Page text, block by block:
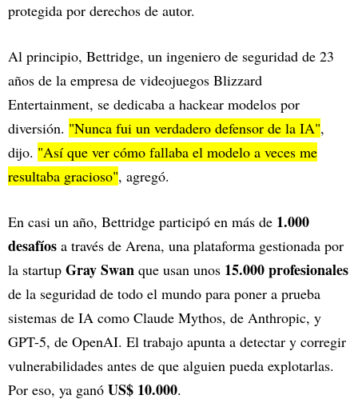
protegida por derechos de autor.
Al principio, Bettridge, un ingeniero de seguridad de 23
años de la empresa de videojuegos Blizzard
Entertainment, se dedicaba a hackear modelos por
diversión. "Nunca fui un verdadero defensor de la IA",
dijo. "Así que ver cómo fallaba el modelo a veces me
resultaba gracioso", agregó.
En casi un año, Bettridge participó en más de 1.000
desafíos a través de Arena, una plataforma gestionada por
la startup Gray Swan que usan unos 15.000 profesionales
de la seguridad de todo el mundo para poner a prueba
sistemas de IA como Claude Mythos, de Anthropic, y
GPT-5, de OpenAI. El trabajo apunta a detectar y corregir
vulnerabilidades antes de que alguien pueda explotarlas.
Por eso, ya ganó US$ 10.000.